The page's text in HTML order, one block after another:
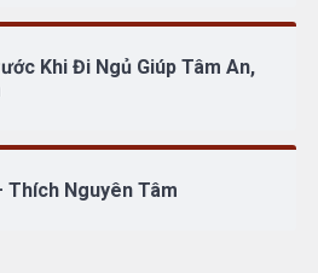
Khi Đi Ngủ Giúp Tâm An,
Thích Nguyên Tâm